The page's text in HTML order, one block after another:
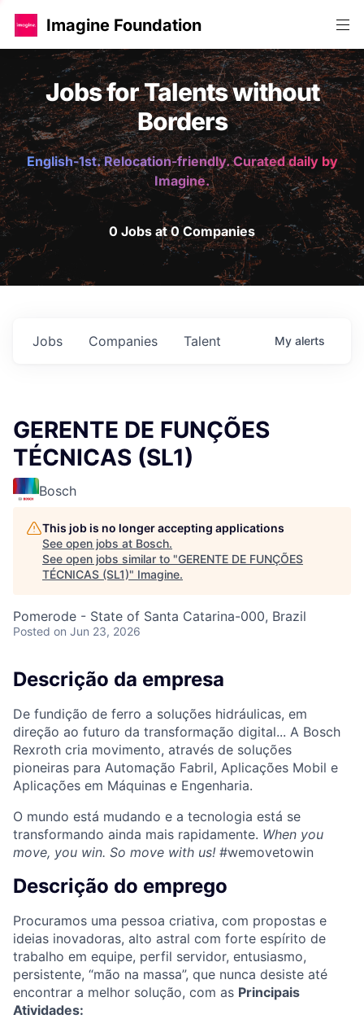
Imagine Foundation
Jobs for Talents without
Borders
English-1st. Relocation-friendly. Curated daily by
Imagine.
0 Jobs at 0 Companies
Jobs Companies Talent My alerts
GERENTE DE FUNÇÕES
TÉCNICAS (SL1)
Bosch
This job is no longer accepting applications
See open jobs at Bosch.
See open jobs similar to "GERENTE DE FUNÇÕES
TÉCNICAS (SL1)" Imagine.
Pomerode - State of Santa Catarina-000, Brazil
Posted on Jun 23, 2026
Descrição da empresa
De fundição de ferro a soluções hidráulicas, em
direção ao futuro da transformação digital... A Bosch
Rexroth cria movimento, através de soluções
pioneiras para Automação Fabril, Aplicações Mobil e
Aplicações em Máquinas e Engenharia.
O mundo está mudando e a tecnologia está se
transformando ainda mais rapidamente. When you
move, you win. So move with us! #wemovetowin
Descrição do emprego
Procuramos uma pessoa criativa, com propostas e
ideias inovadoras, alto astral com forte espírito de
trabalho em equipe, perfil servidor, entusiasmo,
persistente, “mão na massa”, que nunca desiste até
encontrar a melhor solução, com as Principais
Atividades: